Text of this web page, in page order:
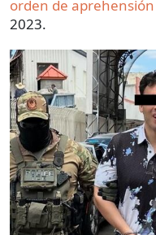
orden de aprehensión
2023.